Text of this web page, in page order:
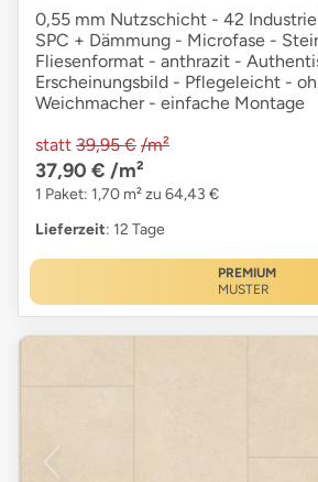
0,55 mm Nutzschicht - 42
SPC + Dämmung - Microfase -
Fliesenformat - anthrazit -
Erscheinungsbild - Pflegeleicht -
Weichmacher - einfache Montage
statt 39,95 € /m²
37,90 € /m²
1 Paket: 1,70 m² zu 64,43 €
Lieferzeit: 12 Tage
PREMIUM
MUSTER